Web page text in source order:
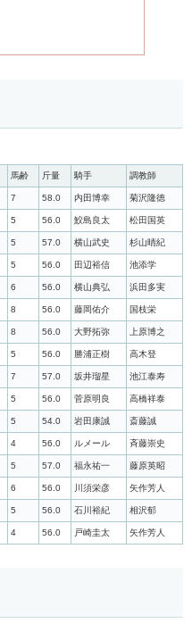
馬齢 斤量 騎手 調教師
7 58.0 内田博幸 菊沢隆徳
5 56.0 鮫島良太 松田国英
5 57.0 横山武史 杉山晴紀
5 56.0 田辺裕信 池添学
6 56.0 横山典弘 浜田多実
8 56.0 藤岡佑介 国枝栄
8 56.0 大野拓弥 上原博之
5 56.0 勝浦正樹 高木登
7 57.0 坂井瑠星 池江泰寿
5 56.0 菅原明良 高橋祥泰
5 54.0 岩田康誠 斎藤誠
4 56.0 ルメール 斉藤崇史
5 57.0 福永祐一 藤原英昭
6 56.0 川須栄彦 矢作芳人
5 56.0 石川裕紀 相沢郁
4 56.0 戸崎圭太 矢作芳人